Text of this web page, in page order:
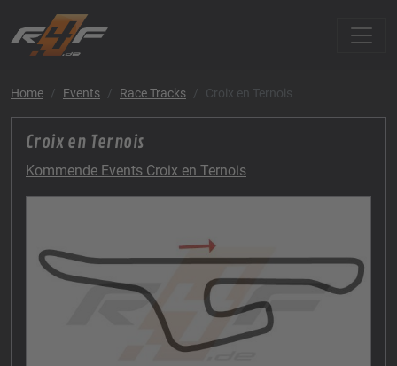
Home Events Race Tracks Croix en Ternois
Croix en Ternois
Kommende Events Croix en Ternois